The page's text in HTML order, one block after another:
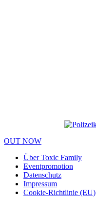
OUT NOW
Über Toxic Family
Eventpromotion
Datenschutz
Impressum
Cookie-Richtlinie (EU)